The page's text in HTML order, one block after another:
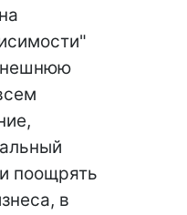
поощрять
в